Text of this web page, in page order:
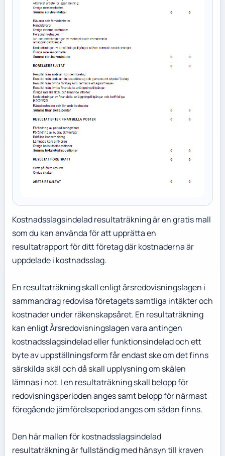
Kostnadsslagsindelad resultaträkning är en gratis mall
som du kan använda för att upprätta en
resultatrapport för ditt företag där kostnaderna är
uppdelade i kostnadsslag.
En resultaträkning skall enligt årsredovisningslagen i
sammandrag redovisa företagets samtliga intäkter och
kostnader under räkenskapsåret. En resultaträkning
kan enligt Årsredovisningslagen vara antingen
kostnadsslagsindelad eller funktionsindelad och ett
byte av uppställningsform får endast ske om det finns
särskilda skäl och då skall upplysning om skälen
lämnas i not. I en resultaträkning skall belopp för
redovisningsperioden anges samt belopp för närmast
föregående jämförelseperiod anges om sådan finns.
Den här mallen för kostnadsslagsindelad
resultaträkning är fullständig med hänsyn till kraven